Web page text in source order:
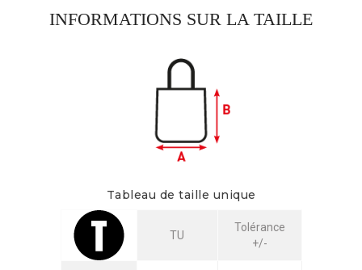
INFORMATIONS SUR LA TAILLE
Tableau de taille unique
TU
Tolérance
+/-